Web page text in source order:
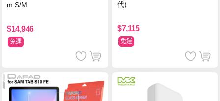
m S/M
$14,946
免運
代)
$7,115
免運